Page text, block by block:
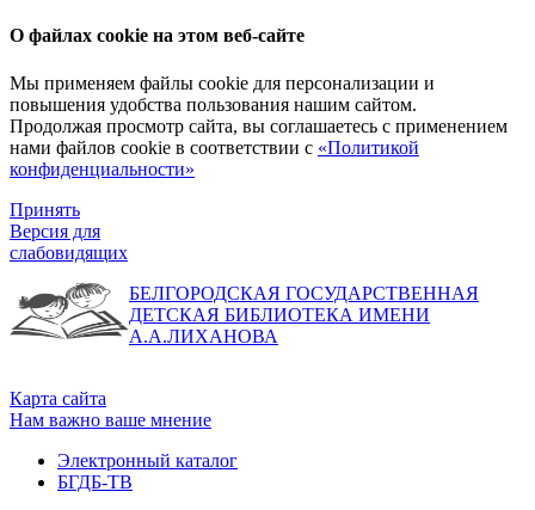
О файлах cookie на этом веб-сайте
Мы применяем файлы cookie для персонализации и
повышения удобства пользования нашим сайтом.
Продолжая просмотр сайта, вы соглашаетесь с применением
нами файлов cookie в соответствии с «Политикой
конфиденциальности»
Принять
Версия для
слабовидящих
БЕЛГОРОДСКАЯ ГОСУДАРСТВЕННАЯ
ДЕТСКАЯ БИБЛИОТЕКА ИМЕНИ
А.А.ЛИХАНОВА
Карта сайта
Нам важно ваше мнение
Электронный каталог
БГДБ-ТВ